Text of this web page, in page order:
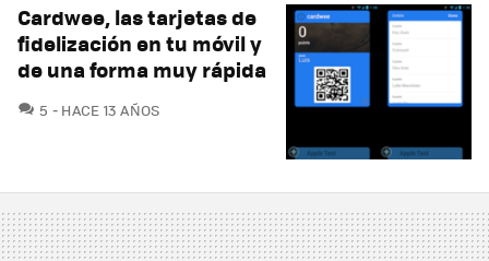
Cardwee, las tarjetas de
fidelización en tu móvil y
de una forma muy rápida
5 COMENTARIOS
HACE 13 AÑOS